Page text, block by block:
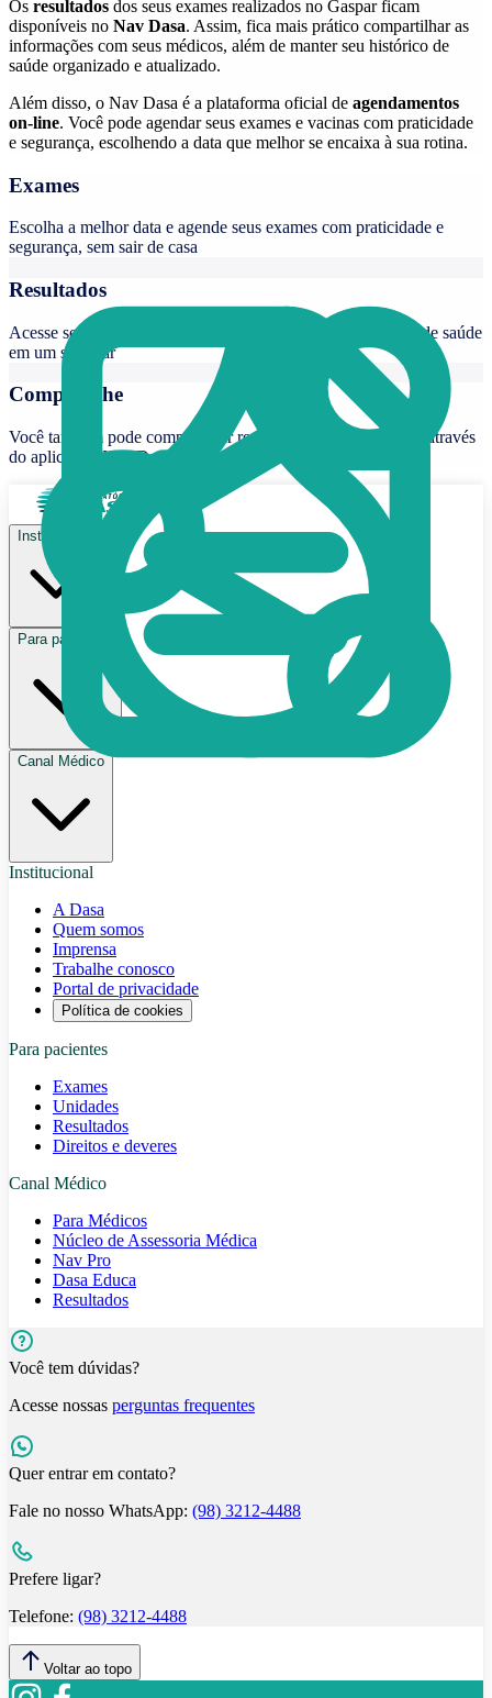
Os resultados dos seus exames realizados no Gaspar ficam
disponíveis no Nav Dasa. Assim, fica mais prático compartilhar as
informações com seus médicos, além de manter seu histórico de
saúde organizado e atualizado.
Além disso, o Nav Dasa é a plataforma oficial de agendamentos
on-line. Você pode agendar seus exames e vacinas com praticidade
e segurança, escolhendo a data que melhor se encaixa à sua rotina.
Exames
Escolha a melhor data e agende seus exames com praticidade e
segurança, sem sair de casa
Resultados
Acesse seus resultados de exames e mantenha seu histórico de saúde
em um só lugar
Compartilhe
Você também pode compartilhar resultados com seu médico através
do aplicativo Nav Dasa
Institucional
Para pacientes
Canal Médico
Institucional
A Dasa
Quem somos
Imprensa
Trabalhe conosco
Portal de privacidade
Política de cookies
Para pacientes
Exames
Unidades
Resultados
Direitos e deveres
Canal Médico
Para Médicos
Núcleo de Assessoria Médica
Nav Pro
Dasa Educa
Resultados
Você tem dúvidas?
Acesse nossas perguntas frequentes
Quer entrar em contato?
Fale no nosso WhatsApp: (98) 3212-4488
Prefere ligar?
Telefone: (98) 3212-4488
Voltar ao topo